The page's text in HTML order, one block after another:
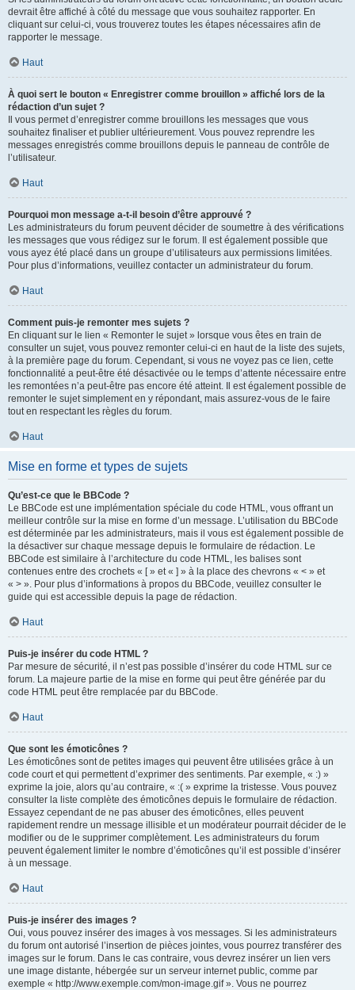
devrait être affiché à côté du message que vous souhaitez rapporter. En
cliquant sur celui-ci, vous trouverez toutes les étapes nécessaires afin de
rapporter le message.
Haut
À quoi sert le bouton « Enregistrer comme brouillon » affiché lors de la
rédaction d’un sujet ?
Il vous permet d’enregistrer comme brouillons les messages que vous
souhaitez finaliser et publier ultérieurement. Vous pouvez reprendre les
messages enregistrés comme brouillons depuis le panneau de contrôle de
l’utilisateur.
Haut
Pourquoi mon message a-t-il besoin d’être approuvé ?
Les administrateurs du forum peuvent décider de soumettre à des vérifications
les messages que vous rédigez sur le forum. Il est également possible que
vous ayez été placé dans un groupe d’utilisateurs aux permissions limitées.
Pour plus d’informations, veuillez contacter un administrateur du forum.
Haut
Comment puis-je remonter mes sujets ?
En cliquant sur le lien « Remonter le sujet » lorsque vous êtes en train de
consulter un sujet, vous pouvez remonter celui-ci en haut de la liste des sujets,
à la première page du forum. Cependant, si vous ne voyez pas ce lien, cette
fonctionnalité a peut-être été désactivée ou le temps d’attente nécessaire entre
les remontées n’a peut-être pas encore été atteint. Il est également possible de
remonter le sujet simplement en y répondant, mais assurez-vous de le faire
tout en respectant les règles du forum.
Haut
Mise en forme et types de sujets
Qu’est-ce que le BBCode ?
Le BBCode est une implémentation spéciale du code HTML, vous offrant un
meilleur contrôle sur la mise en forme d’un message. L’utilisation du BBCode
est déterminée par les administrateurs, mais il vous est également possible de
la désactiver sur chaque message depuis le formulaire de rédaction. Le
BBCode est similaire à l’architecture du code HTML, les balises sont
contenues entre des crochets « [ » et « ] » à la place des chevrons « < » et
« > ». Pour plus d’informations à propos du BBCode, veuillez consulter le
guide qui est accessible depuis la page de rédaction.
Haut
Puis-je insérer du code HTML ?
Par mesure de sécurité, il n’est pas possible d’insérer du code HTML sur ce
forum. La majeure partie de la mise en forme qui peut être générée par du
code HTML peut être remplacée par du BBCode.
Haut
Que sont les émoticônes ?
Les émoticônes sont de petites images qui peuvent être utilisées grâce à un
code court et qui permettent d’exprimer des sentiments. Par exemple, « :) »
exprime la joie, alors qu’au contraire, « :( » exprime la tristesse. Vous pouvez
consulter la liste complète des émoticônes depuis le formulaire de rédaction.
Essayez cependant de ne pas abuser des émoticônes, elles peuvent
rapidement rendre un message illisible et un modérateur pourrait décider de le
modifier ou de le supprimer complètement. Les administrateurs du forum
peuvent également limiter le nombre d’émoticônes qu’il est possible d’insérer
à un message.
Haut
Puis-je insérer des images ?
Oui, vous pouvez insérer des images à vos messages. Si les administrateurs
du forum ont autorisé l’insertion de pièces jointes, vous pourrez transférer des
images sur le forum. Dans le cas contraire, vous devrez insérer un lien vers
une image distante, hébergée sur un serveur internet public, comme par
exemple « http://www.exemple.com/mon-image.gif ». Vous ne pourrez